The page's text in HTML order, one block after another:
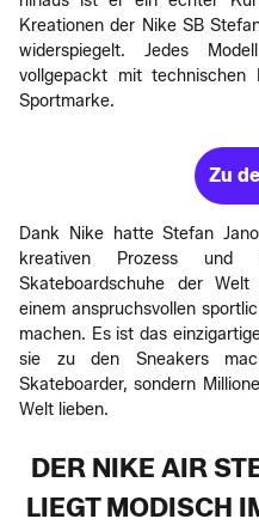
Kreationen der Nike SB
widerspiegelt. Jedes
vollgepackt mit technischen
Sportmarke.
Zu
Dank Nike hatte Stefan
kreativen Prozess
Skateboardschuhe der
einem anspruchsvollen
machen. Es ist das
sie zu den Sneakers
Skateboarder, sondern
Welt lieben.
DER NIKE AIR
LIEGT MODISCH